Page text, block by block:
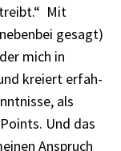
Mit
gesagt)
mich in
kreiert erfah­
als
Und das
Anspruch